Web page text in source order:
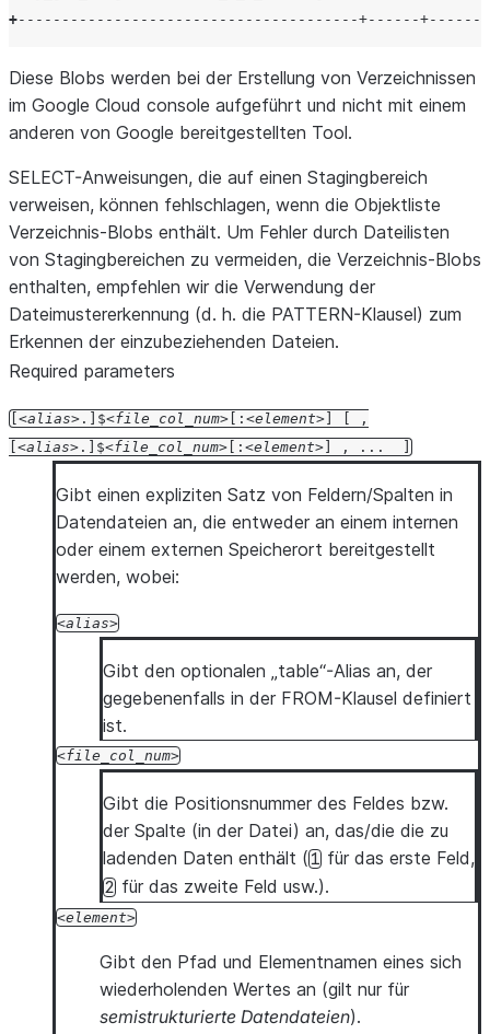
+---------------------------------------+------
Diese Blobs werden bei der Erstellung von Verzeichnissen
im Google Cloud console aufgeführt und nicht mit einem
anderen von Google bereitgestellten Tool.
SELECT-Anweisungen, die auf einen Stagingbereich
verweisen, können fehlschlagen, wenn die Objektliste
Verzeichnis-Blobs enthält. Um Fehler durch Dateilisten
von Stagingbereichen zu vermeiden, die Verzeichnis-Blobs
enthalten, empfehlen wir die Verwendung der
Dateimustererkennung (d. h. die PATTERN-Klausel) zum
Erkennen der einzubeziehenden Dateien.
Required parameters
alias .]$ file_col_num [: element
,
alias .]$ file_col_num [: element , ...
Gibt einen expliziten Satz von Feldern/Spalten in
Datendateien an, die entweder an einem internen
oder einem externen Speicherort bereitgestellt
werden, wobei:
alias
Gibt den optionalen „table“-Alias an, der
gegebenenfalls in der FROM-Klausel definiert
ist.
file_col_num
Gibt die Positionsnummer des Feldes bzw.
der Spalte (in der Datei) an, das/die die zu
ladenden Daten enthält (1 für das erste Feld,
2 für das zweite Feld usw.).
element
Gibt den Pfad und Elementnamen eines sich
wiederholenden Wertes an (gilt nur für
semistrukturierte Datendateien).